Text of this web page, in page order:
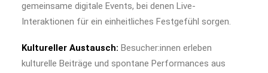
gemeinsame digitale Events, bei denen Live-
Interaktionen für ein einheitliches Festgefühl sorgen.
Kultureller Austausch: Besucher:innen erleben
kulturelle Beiträge und spontane Performances aus